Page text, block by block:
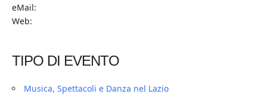
eMail:
Web:
TIPO DI EVENTO
Musica, Spettacoli e Danza nel Lazio